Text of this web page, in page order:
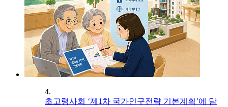
4.
초고령사회 ‘제1차 국가인구전략 기본계획’에 담